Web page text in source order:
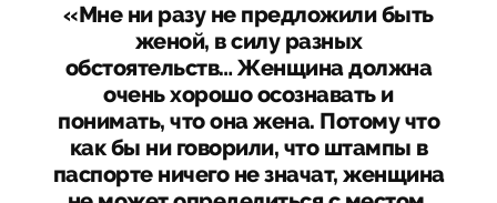
«Мне ни разу не предложили быть
женой, в силу разных
обстоятельств… Женщина должна
очень хорошо осознавать и
понимать, что она жена. Потому что
как бы ни говорили, что штампы в
паспорте ничего не значат, женщина